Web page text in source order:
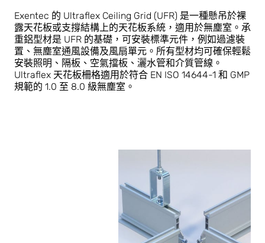
Exentec 的 Ultraflex Ceiling Grid (UFR) 是一種懸吊於裸
露天花板或支撐結構上的天花板系統，適用於無塵室。承
重鋁型材是 UFR 的基礎，可安裝標準元件，例如過濾裝
置、無塵室通風設備及風扇單元。所有型材均可確保輕鬆
安裝照明、隔板、空氣擋板、灑水管和介質管線。
Ultraflex 天花板柵格適用於符合 EN ISO 14644-1 和 GMP
規範的 1.0 至 8.0 級無塵室。